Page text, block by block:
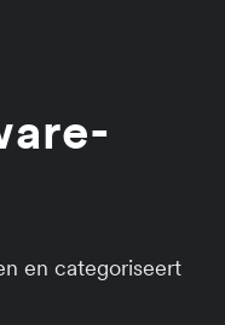
en categoriseert